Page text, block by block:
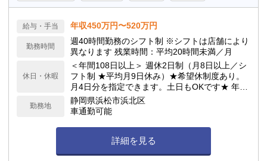
給与・手当 年収450万円〜520万円
勤務時間
週40時間勤務のシフト制 ※シフトは店舗により
異なります 残業時間：平均20時間未満／月
休日・休暇
＜年間108日以上＞ 週休2日制（月8日以上／シ
フト制 ★平均月9日休み）★希望休制度あり。
月4日分を指定できます。土日もOKです★ 年次
有給休暇／サマーバケーション制度（夏季長期
休暇制度）★最大6連休が可能！ 他詳細は求人
勤務地
静岡県浜松市浜北区
車通勤可能
詳細を見る